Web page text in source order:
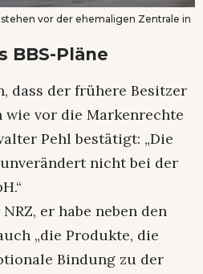
vor der ehemaligen Zentrale in
BBS-Pläne
dass der frühere Besitzer
vor die Markenrechte
Pehl bestätigt: „Die
nicht bei der
er habe neben den
„die Produkte, die
Bindung zu der